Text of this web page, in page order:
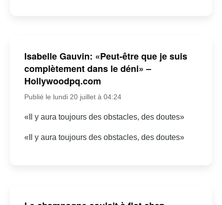
Isabelle Gauvin: «Peut-être que je suis
complètement dans le déni» –
Hollywoodpq.com
Publié le lundi 20 juillet à 04:24
«Il y aura toujours des obstacles, des doutes»
«Il y aura toujours des obstacles, des doutes»